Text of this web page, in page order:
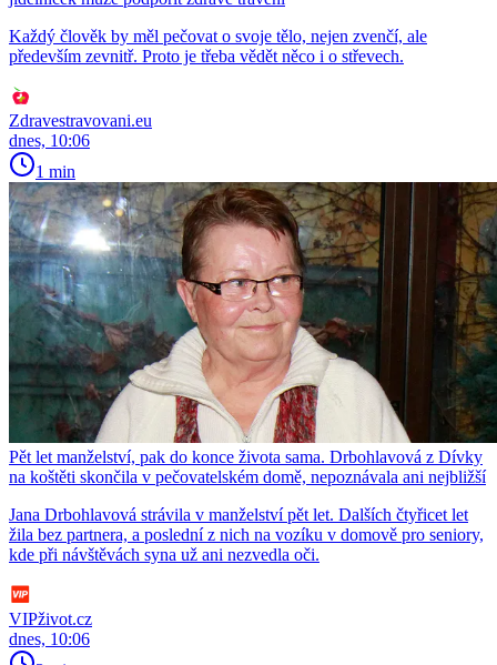
Každý člověk by měl pečovat o svoje tělo, nejen zvenčí, ale
především zevnitř. Proto je třeba vědět něco i o střevech.
Zdravestravovani.eu
dnes, 10:06
1 min
Pět let manželství, pak do konce života sama. Drbohlavová z Dívky
na koštěti skončila v pečovatelském domě, nepoznávala ani nejbližší
Jana Drbohlavová strávila v manželství pět let. Dalších čtyřicet let
žila bez partnera, a poslední z nich na vozíku v domově pro seniory,
kde při návštěvách syna už ani nezvedla oči.
VIPživot.cz
dnes, 10:06